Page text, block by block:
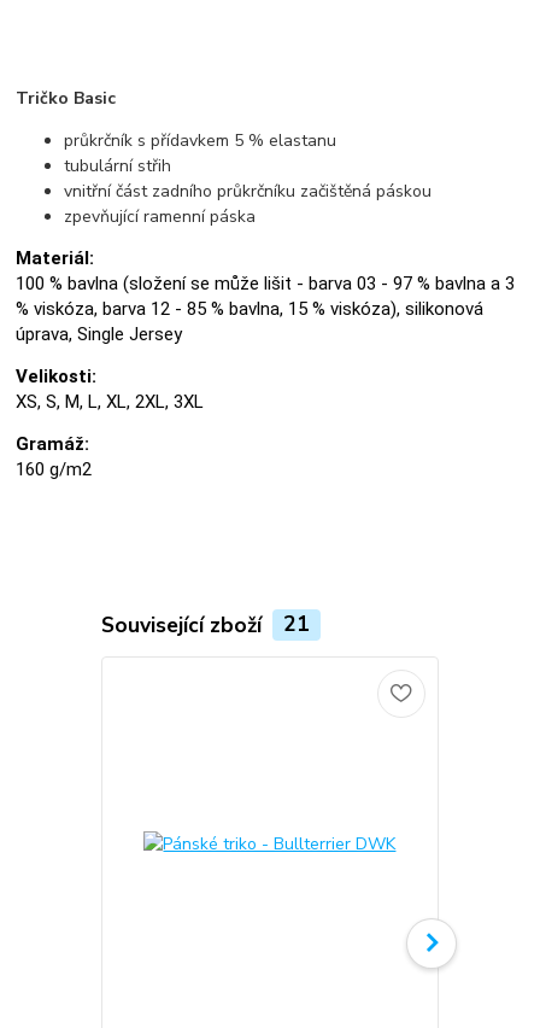
Tričko Basic
průkrčník s přídavkem 5 % elastanu
tubulární střih
vnitřní část zadního průkrčníku začištěná páskou
zpevňující ramenní páska
Materiál:
100 % bavlna (složení se může lišit - barva 03 - 97 % bavlna a 3
% viskóza, barva 12 - 85 % bavlna, 15 % viskóza), silikonová
úprava, Single Jersey
Velikosti:
XS, S, M, L, XL, 2XL, 3XL
Gramáž:
160 g/m2
Související zboží 21